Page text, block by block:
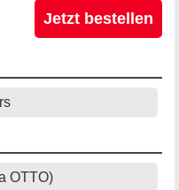
Jetzt bestellen
OTTO)